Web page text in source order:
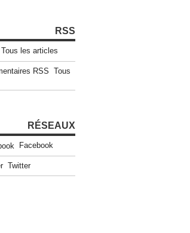
RSS
Tous les articles
Tous
RÉSEAUX
Facebook
Twitter